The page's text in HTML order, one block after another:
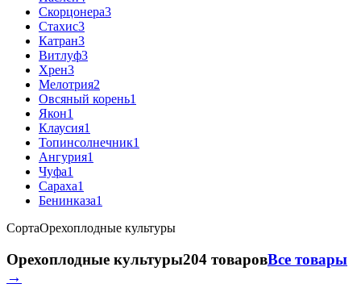
Скорцонера3
Стахис3
Катран3
Витлуф3
Хрен3
Мелотрия2
Овсяный корень1
Якон1
Клаусия1
Топинсолнечник1
Ангурия1
Чуфа1
Сараха1
Бенинказа1
СортаОрехоплодные культуры
Орехоплодные культуры204 товаровВсе товары
→